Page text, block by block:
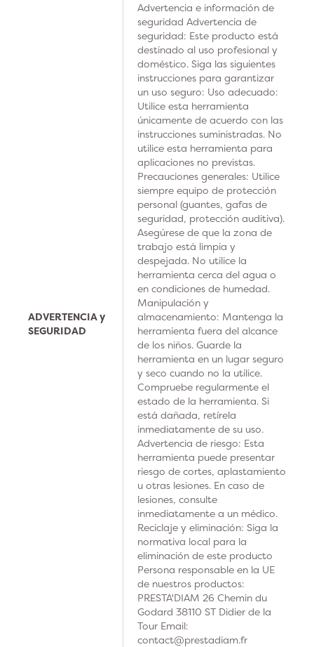
ADVERTENCIA y
SEGURIDAD
Advertencia e información de
seguridad Advertencia de
seguridad: Este producto está
destinado al uso profesional y
doméstico. Siga las siguientes
instrucciones para garantizar
un uso seguro: Uso adecuado:
Utilice esta herramienta
únicamente de acuerdo con las
instrucciones suministradas. No
utilice esta herramienta para
aplicaciones no previstas.
Precauciones generales: Utilice
siempre equipo de protección
personal (guantes, gafas de
seguridad, protección auditiva).
Asegúrese de que la zona de
trabajo está limpia y
despejada. No utilice la
herramienta cerca del agua o
en condiciones de humedad.
Manipulación y
almacenamiento: Mantenga la
herramienta fuera del alcance
de los niños. Guarde la
herramienta en un lugar seguro
y seco cuando no la utilice.
Compruebe regularmente el
estado de la herramienta. Si
está dañada, retírela
inmediatamente de su uso.
Advertencia de riesgo: Esta
herramienta puede presentar
riesgo de cortes, aplastamiento
u otras lesiones. En caso de
lesiones, consulte
inmediatamente a un médico.
Reciclaje y eliminación: Siga la
normativa local para la
eliminación de este producto
Persona responsable en la UE
de nuestros productos:
PRESTA'DIAM 26 Chemin du
Godard 38110 ST Didier de la
Tour Email:
contact@prestadiam.fr